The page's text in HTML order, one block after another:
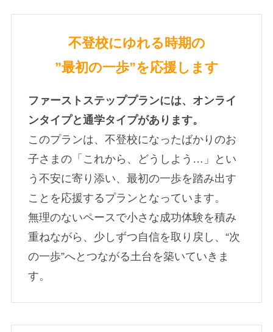
不登校にゆれる時期の
”最初の一歩”を応援します
ファーストステッププランには、オンライ
ンタイプと通学タイプがあります。
このプランは、不登校になったばかりのお
子さまの「これから、どうしよう…」とい
う不安に寄り添い、最初の一歩を踏み出す
ことを応援するプランとなっています。
無理のないペースで小さな成功体験を積み
重ねながら、少しずつ自信を取り戻し、“次
の一歩”へとつながる土台を築いていきま
す。